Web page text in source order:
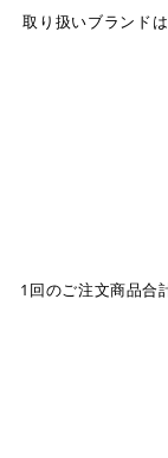
取り扱いブランド
1回のご注文商品合